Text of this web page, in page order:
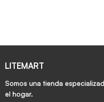
LITEMART
Somos una tienda
el hogar.